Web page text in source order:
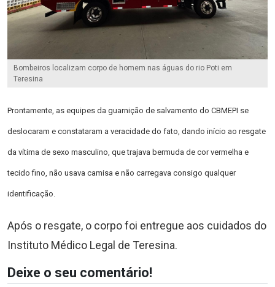
Bombeiros localizam corpo de homem nas águas do rio Poti em
Teresina
Prontamente, as equipes da guarnição de salvamento do CBMEPI se
deslocaram e constataram a veracidade do fato, dando início ao resgate
da vítima de sexo masculino, que trajava bermuda de cor vermelha e
tecido fino, não usava camisa e não carregava consigo qualquer
identificação.
Após o resgate, o corpo foi entregue aos cuidados do
Instituto Médico Legal de Teresina.
Deixe o seu comentário!